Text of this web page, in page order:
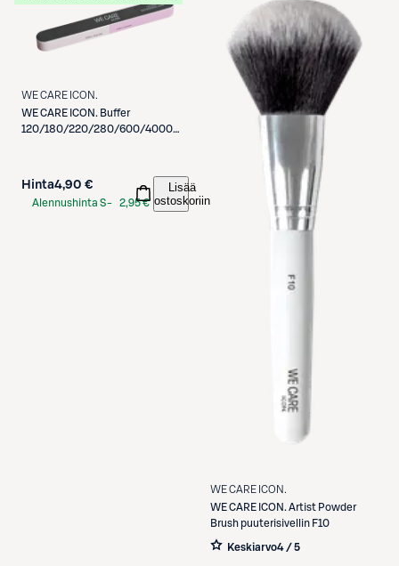
WE CARE ICON.
WE CARE ICON. Buffer
120/180/220/280/600/4000
Hinta4,90 €
Alennushinta S-
2,95 €
Lisää
ostoskoriin
WE CARE ICON.
WE CARE ICON. Artist Powder
Brush puuterisivellin F10
Keskiarvo4 / 5